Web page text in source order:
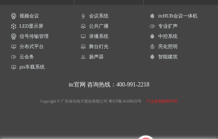
视频会议 会议系统
itcHUB会议一体机
LED显示屏
公共广播
专业扩声
信号传输管理
录播系统
中控系统
分布式平台
舞台灯光
亮化照明
云会务
扬声器
智能建筑
pis车载系统
itc官网 咨询热线：400-991-2218
Copyright © 广东保伦电子股份有限公司 粤ICP备16106620号 产品参数解释声明